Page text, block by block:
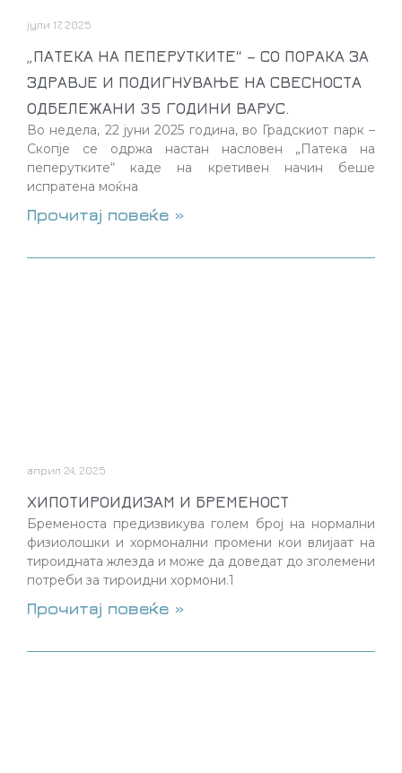
јули 17, 2025
„ПАТЕКА НА ПЕПЕРУТКИТЕ“ – СО ПОРАКА ЗА
ЗДРАВЈЕ И ПОДИГНУВАЊЕ НА СВЕСНОСТА
ОДБЕЛЕЖАНИ 35 ГОДИНИ ВАРУС.
Во недела, 22 јуни 2025 година, во Градскиот парк –
Скопје се одржа настан насловен „Патека на
пеперутките“ каде на кретивен начин беше
испратена моќна
Прочитај повеќе »
април 24, 2025
ХИПОТИРОИДИЗАМ И БРЕМЕНОСТ
Бременоста предизвикува голем број на нормални
физиолошки и хормонални промени кои влијаат на
тироидната жлезда и може да доведат до зголемени
потреби за тироидни хормони.1
Прочитај повеќе »